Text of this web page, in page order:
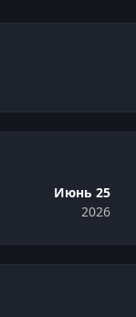
Июнь 25
2026